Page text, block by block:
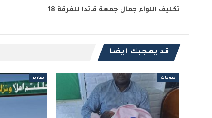
تكليف اللواء جمال جمعة قائدا للفرقة 18
قد يعجبك ايضا
منوعات تقارير